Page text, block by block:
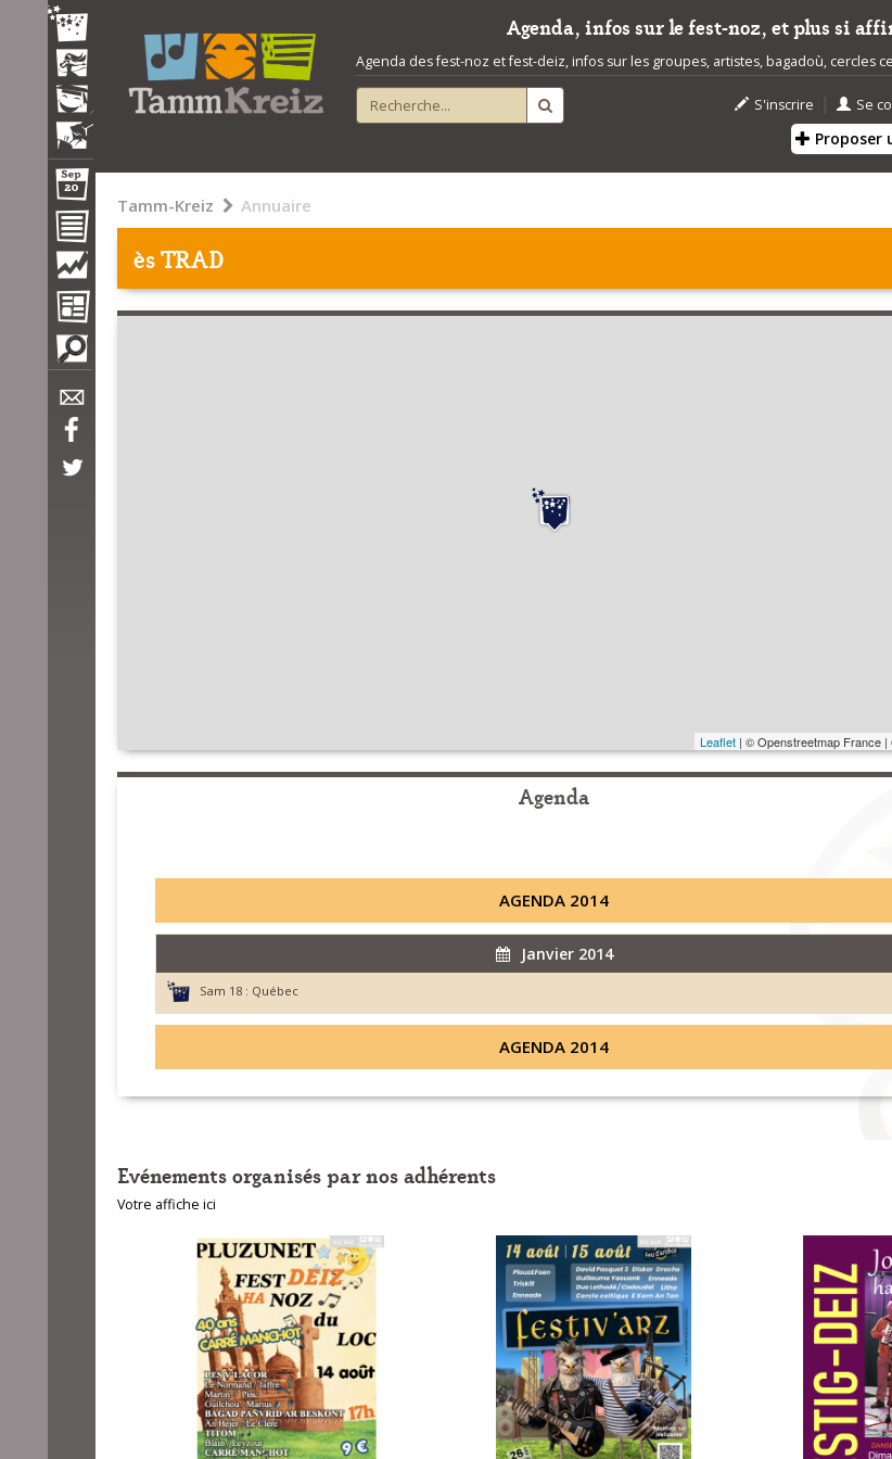
Agenda, infos sur le fest-noz, et plus si
Agenda des fest-noz et fest-deiz, infos sur les groupes, artistes, bagadoù, cercles
S'inscrire | Se
Proposer
Tamm-Kreiz Annuaire
ès TRAD
Leaflet| © Openstreetmap France |
Agenda
AGENDA 2014
Janvier 2014
Sam 18 : Québec
AGENDA 2014
Evénements organisés par nos adhérents
Votre affiche ici